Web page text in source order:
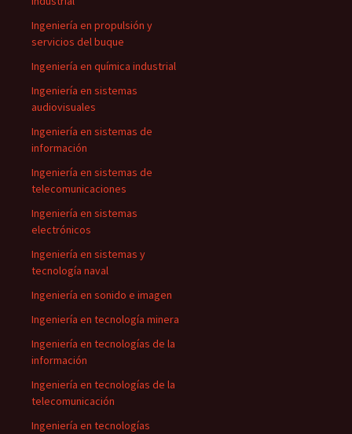
Ingeniería en propulsión y
servicios del buque
Ingeniería en química industrial
Ingeniería en sistemas
audiovisuales
Ingeniería en sistemas de
información
Ingeniería en sistemas de
telecomunicaciones
Ingeniería en sistemas
electrónicos
Ingeniería en sistemas y
tecnología naval
Ingeniería en sonido e imagen
Ingeniería en tecnología minera
Ingeniería en tecnologías de la
información
Ingeniería en tecnologías de la
telecomunicación
Ingeniería en tecnologías